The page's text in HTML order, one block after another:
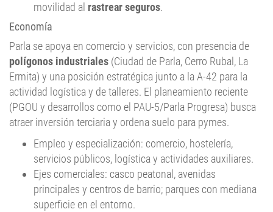
movilidad al rastrear seguros.
Economía
Parla se apoya en comercio y servicios, con presencia de
polígonos industriales (Ciudad de Parla, Cerro Rubal, La
Ermita) y una posición estratégica junto a la A-42 para la
actividad logística y de talleres. El planeamiento reciente
(PGOU y desarrollos como el PAU-5/Parla Progresa) busca
atraer inversión terciaria y ordena suelo para pymes.
Empleo y especialización: comercio, hostelería,
servicios públicos, logística y actividades auxiliares.
Ejes comerciales: casco peatonal, avenidas
principales y centros de barrio; parques con mediana
superficie en el entorno.